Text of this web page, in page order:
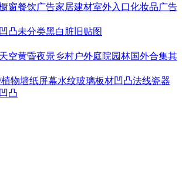
窗餐饮广告家居建材室外入口化妆品广告
凹凸未分类黑白脏旧贴图
天空黄昏夜景乡村户外庭院园林国外合集其
物墙纸屏幕水纹玻璃板材凹凸法线瓷器
凸